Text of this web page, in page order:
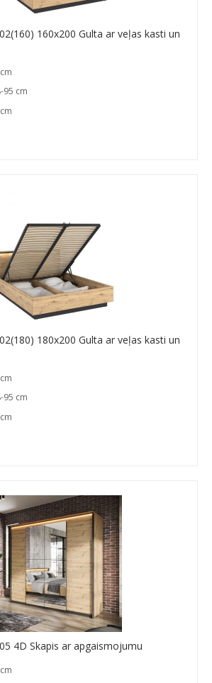
160x200 Gulta ar veļas kasti un
95 cm
180x200 Gulta ar veļas kasti un
95 cm
4D Skapis ar apgaismojumu